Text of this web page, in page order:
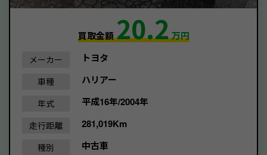
買取金額20.2万円
メーカー トヨタ
車種 ハリアー
年式 平成16年/2004年
走行距離 281,019Km
種別 中古車